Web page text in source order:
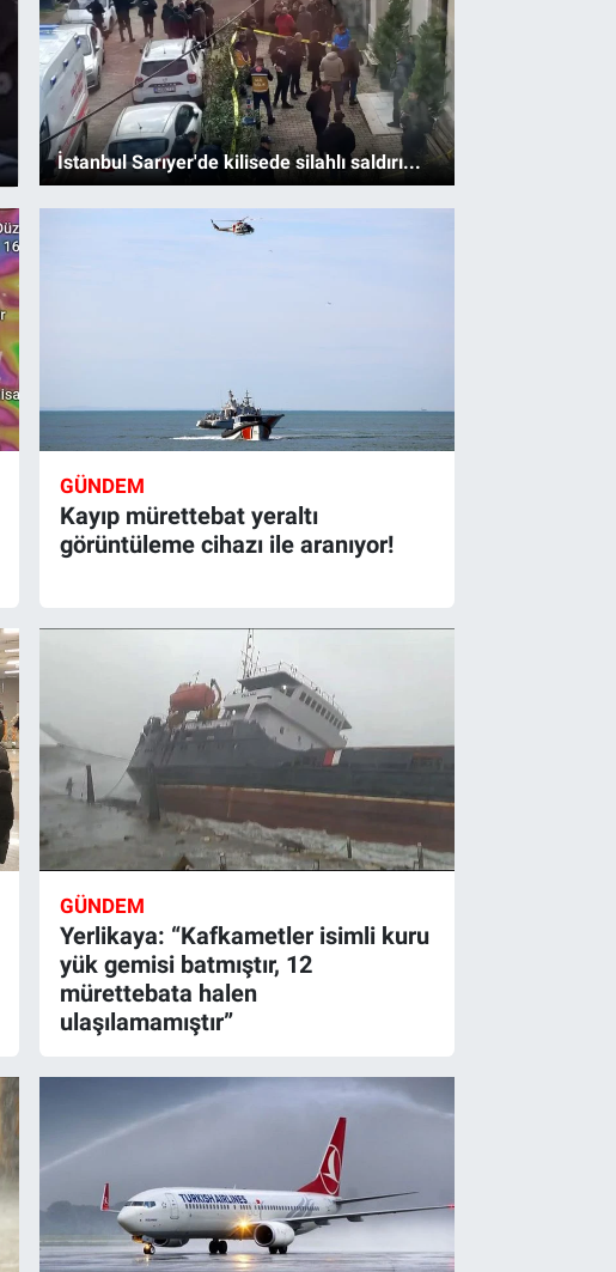
İstanbul Sarıyer'de kilisede silahlı saldırı...
GÜNDEM
Kayıp mürettebat yeraltı
görüntüleme cihazı ile aranıyor!
GÜNDEM
Yerlikaya: “Kafkametler isimli kuru
yük gemisi batmıştır, 12
mürettebata halen
ulaşılamamıştır”